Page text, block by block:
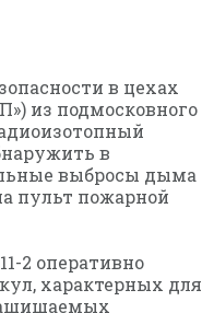
в цехах
из подмосковного
в
выбросы дыма
пульт пожарной
2 оперативно
характерных для